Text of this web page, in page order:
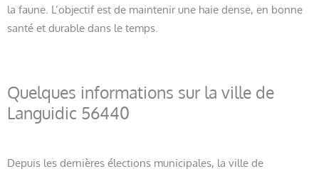
la faune. L’objectif est de maintenir une haie dense, en bonne
santé et durable dans le temps.
Quelques informations sur la ville de
Languidic 56440
Depuis les dernières élections municipales, la ville de